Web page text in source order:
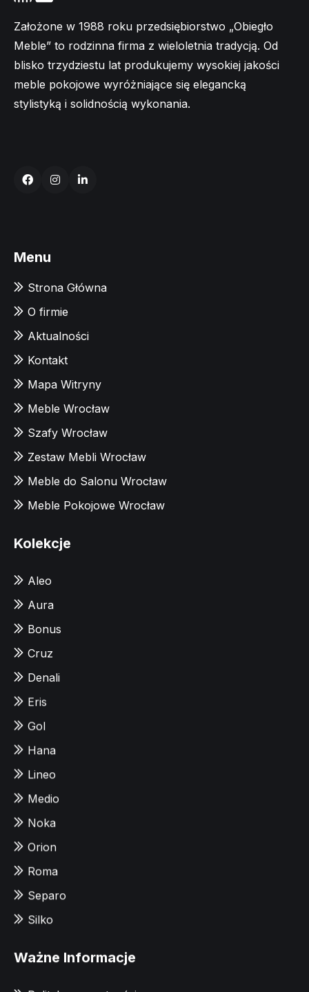
Założone w 1988 roku przedsiębiorstwo „Obiegło
Meble” to rodzinna firma z wieloletnia tradycją. Od
blisko trzydziestu lat produkujemy wysokiej jakości
meble pokojowe wyróżniające się elegancką
stylistyką i solidnością wykonania.
Menu
Strona Główna
O firmie
Aktualności
Kontakt
Mapa Witryny
Meble Wrocław
Szafy Wrocław
Zestaw Mebli Wrocław
Meble do Salonu Wrocław
Meble Pokojowe Wrocław
Kolekcje
Aleo
Aura
Bonus
Cruz
Denali
Eris
Gol
Hana
Lineo
Medio
Noka
Orion
Roma
Separo
Silko
Ważne Informacje